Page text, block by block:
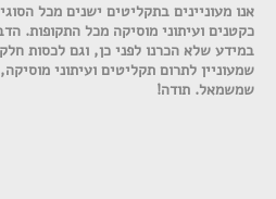
אנו מעוניינים בתקליטים ישנים מכל
כקטנים ועיתוני מוסיקה מכל התקופות.
במידע שלא הכרנו לפני כן, וגם לכסות
שמעוניין לתרום תקליטים ועיתוני
שמשמאל. תודה!